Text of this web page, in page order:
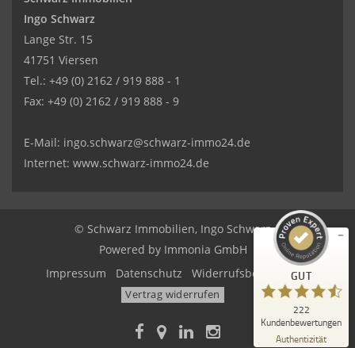
Ingo Schwarz
Lange Str. 15
41751 Viersen
Tel.: +49 (0) 2162 / 919 888 - 1
Fax: +49 (0) 2162 / 919 888 - 9
E-Mail: ingo.schwarz@schwarz-immo24.de
Internet: www.schwarz-immo24.de
© Schwarz Immobilien, Ingo Schwarz
Powered by Immonia GmbH
Impressum
Datenschutz Widerrufsbelehrung
Vertrag widerrufen
GUT
222
Kundenbewertungen
Authentizität
SCHWARZ Immobilien Ingo Schwarz
ProvenExpert.com
GUT
8
Bewertungen auf
ProvenExpert.com
214
Bewertungen von
6
anderen Quellen
Blick aufs ProvenExpert-Profil werfen
02.07.2026